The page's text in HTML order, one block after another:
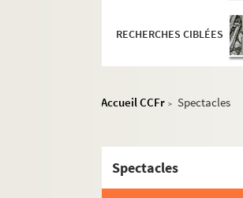
RECHERCHES CIBLÉES
Accueil CCFr > Spectacles
Spectacles
19e arrondissement
Espace Confluences
La Flèche d'or
La Maroquinerie